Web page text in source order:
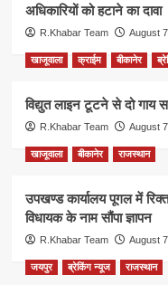
अधिकारियों को हटाने का दावा
R.Khabar Team August
खाजूवाला क्राईम बीकानेर
विद्युत लाइन टूटने से दो गाय
R.Khabar Team August
खाजूवाला बीकानेर राजस्थान
उपखण्ड कार्यालय पूगल में
विधायक के नाम सौंपा ज्ञापन
R.Khabar Team August
जयपुर ब्रेकिंग न्यूज राजस्थान